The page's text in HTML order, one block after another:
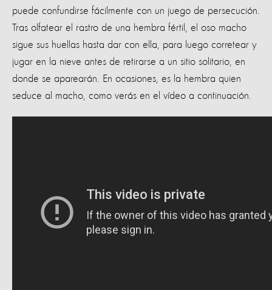
puede confundirse fácilmente con un juego de persecución.
Tras olfatear el rastro de una hembra fértil, el oso macho
sigue sus huellas hasta dar con ella, para luego corretear y
jugar en la nieve antes de retirarse a un sitio solitario, en
donde se aparearán. En ocasiones, es la hembra quien
seduce al macho, como verás en el vídeo a continuación.